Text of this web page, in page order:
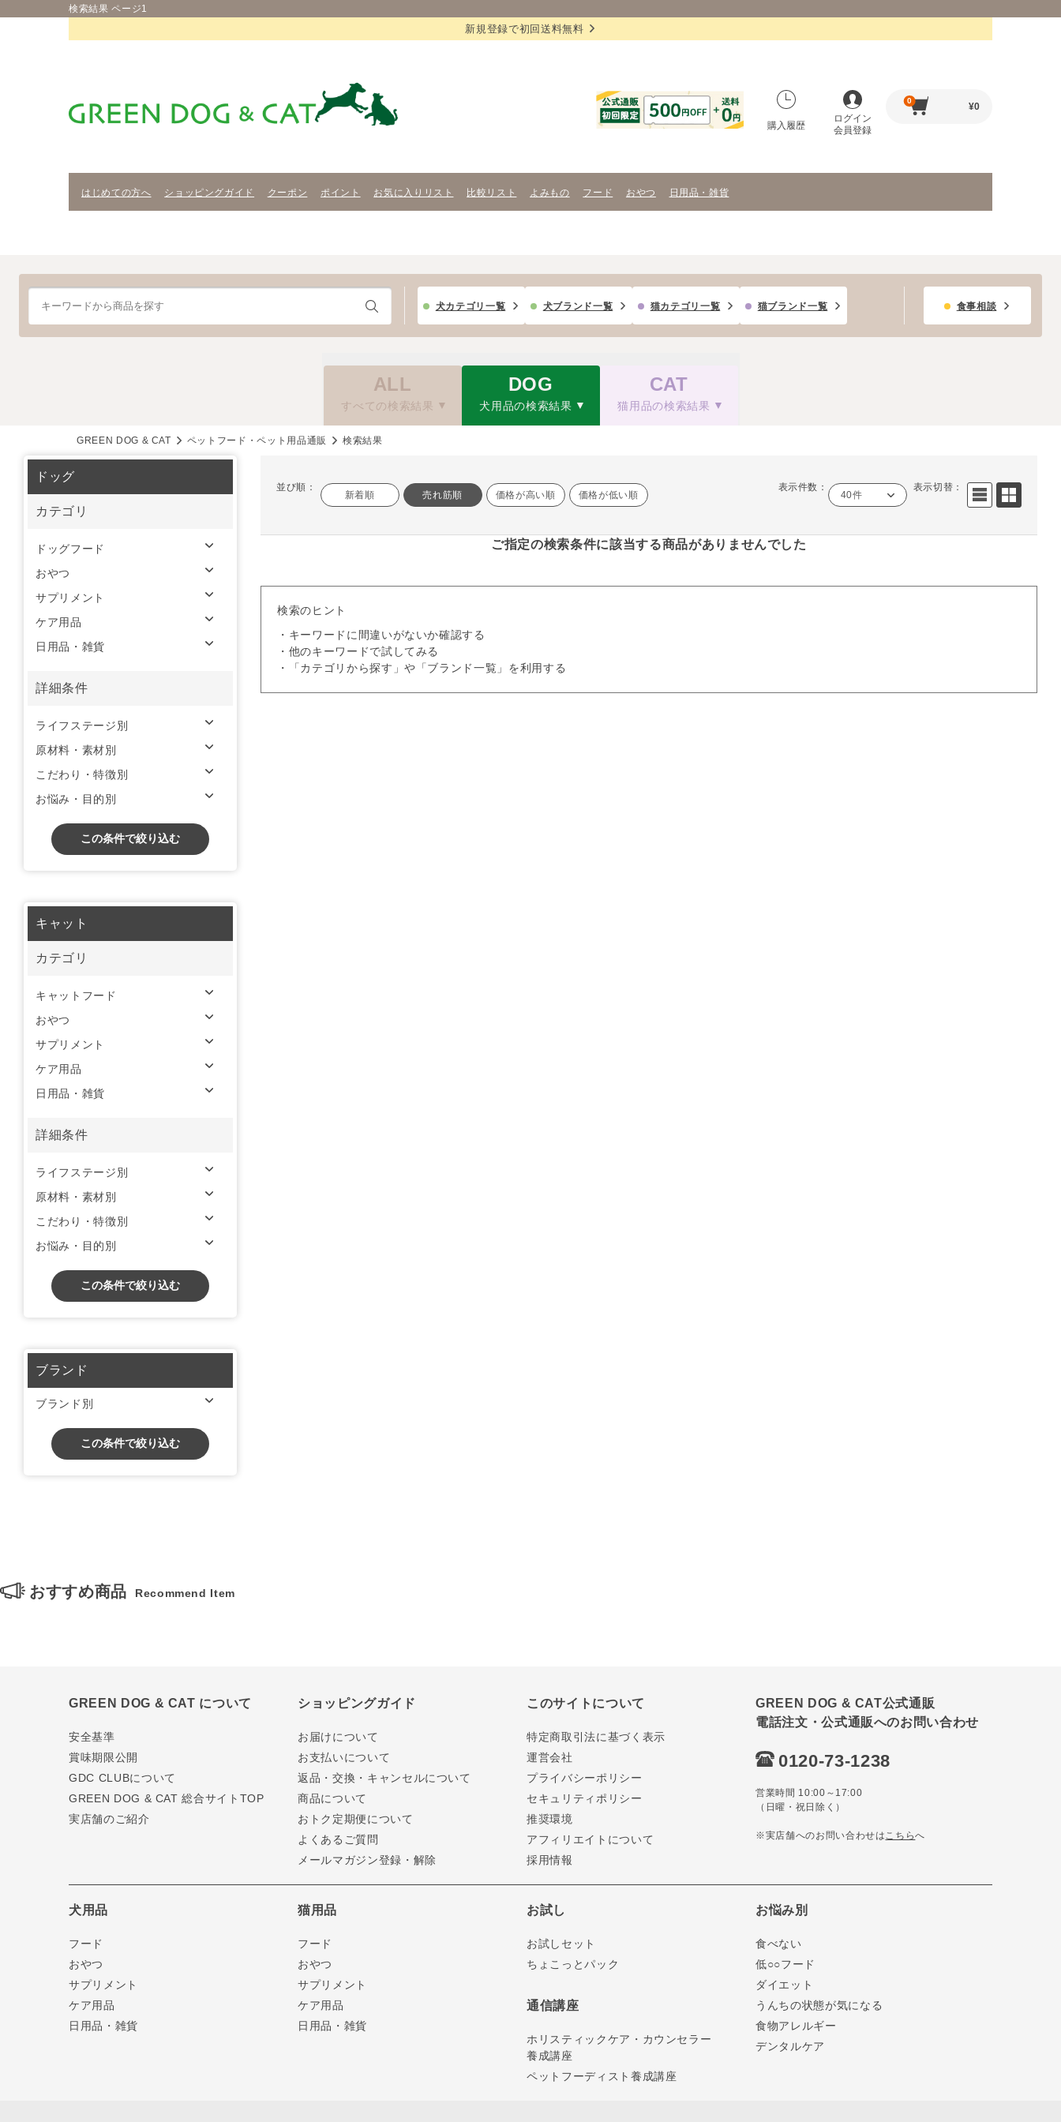
検索結果 ページ1
新規登録で初回送料無料
購入履歴
ログイン
会員登録
0
¥0
はじめての方へ ショッピングガイド クーポン ポイント お気に入りリスト 比較リスト よみもの フード おやつ 日用品・雑貨
犬カテゴリ一覧 犬ブランド一覧 猫カテゴリ一覧 猫ブランド一覧 食事相談
ALL
すべての検索結果
DOG
犬用品の検索結果
CAT
猫用品の検索結果
GREEN DOG & CAT ペットフード・ペット用品通販 検索結果
並び順：
新着順 売れ筋順 価格が高い順 価格が低い順
表示件数：
40件
表示切替：
ご指定の検索条件に該当する商品がありませんでした
検索のヒント
・キーワードに間違いがないか確認する
・他のキーワードで試してみる
・「カテゴリから探す」や「ブランド一覧」を利用する
ドッグ
カテゴリ
ドッグフード
おやつ
サプリメント
ケア用品
日用品・雑貨
詳細条件
ライフステージ別
原材料・素材別
こだわり・特徴別
お悩み・目的別
この条件で絞り込む
キャット
カテゴリ
キャットフード
おやつ
サプリメント
ケア用品
日用品・雑貨
詳細条件
ライフステージ別
原材料・素材別
こだわり・特徴別
お悩み・目的別
この条件で絞り込む
ブランド
ブランド別
この条件で絞り込む
おすすめ商品 Recommend Item
GREEN DOG & CAT について
安全基準
賞味期限公開
GDC CLUBについて
GREEN DOG & CAT 総合サイトTOP
実店舗のご紹介
ショッピングガイド
お届けについて
お支払いについて
返品・交換・キャンセルについて
商品について
おトク定期便について
よくあるご質問
メールマガジン登録・解除
このサイトについて
特定商取引法に基づく表示
運営会社
プライバシーポリシー
セキュリティポリシー
推奨環境
アフィリエイトについて
採用情報
GREEN DOG & CAT公式通販
電話注文・公式通販へのお問い合わせ
0120-73-1238
営業時間 10:00～17:00
（日曜・祝日除く）
※実店舗へのお問い合わせはこちらへ
犬用品
フード
おやつ
サプリメント
ケア用品
日用品・雑貨
猫用品
フード
おやつ
サプリメント
ケア用品
日用品・雑貨
お試し
お試しセット
ちょこっとパック
通信講座
ホリスティックケア・カウンセラー
養成講座
ペットフーディスト養成講座
お悩み別
食べない
低○○フード
ダイエット
うんちの状態が気になる
食物アレルギー
デンタルケア